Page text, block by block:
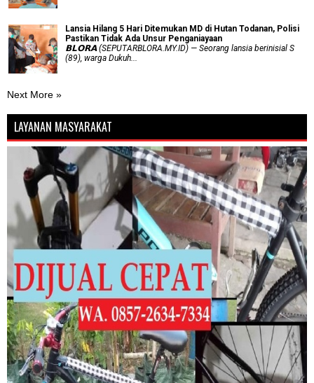
Lansia Hilang 5 Hari Ditemukan MD di Hutan Todanan, Polisi
Pastikan Tidak Ada Unsur Penganiayaan
𝗕𝗟𝗢𝗥𝗔 (SEPUTARBLORA.MY.ID) — Seorang lansia berinisial S
(89), warga Dukuh...
Next More »
LAYANAN MASYARAKAT